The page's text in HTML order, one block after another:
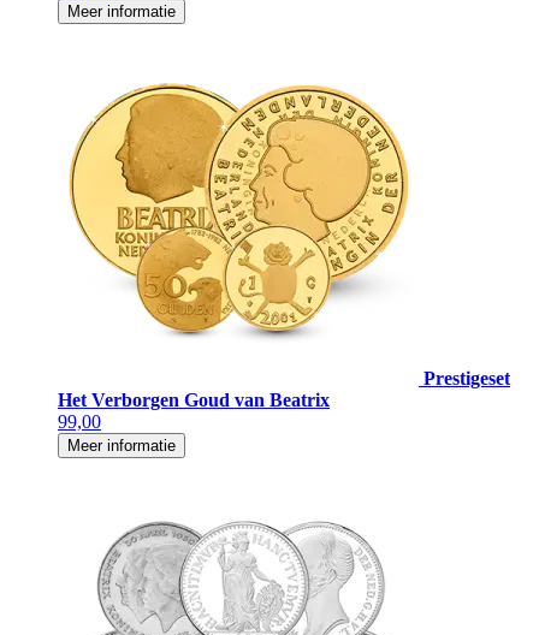
Meer informatie
Prestigeset
Het Verborgen Goud van Beatrix
99,00
Meer informatie